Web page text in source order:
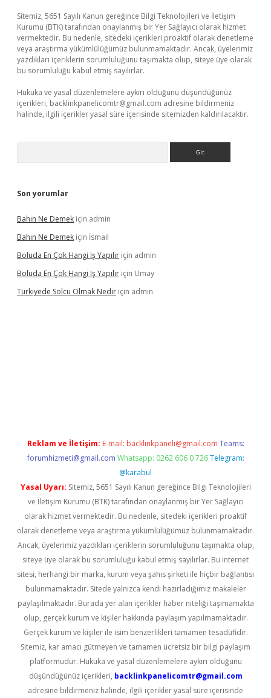
Sitemiz, 5651 Sayılı Kanun gereğince Bilgi Teknolojileri ve İletişim
Kurumu (BTK) tarafından onaylanmış bir Yer Sağlayıcı olarak hizmet
vermektedir. Bu nedenle, sitedeki içerikleri proaktif olarak denetleme
veya araştırma yükümlülüğümüz bulunmamaktadır. Ancak, üyelerimiz
yazdıkları içeriklerin sorumluluğunu taşımakta olup, siteye üye olarak
bu sorumluluğu kabul etmiş sayılırlar.
Hukuka ve yasal düzenlemelere aykırı olduğunu düşündüğünüz
içerikleri, backlinkpanelicomtr@gmail.com adresine bildirmeniz
halinde, ilgili içerikler yasal süre içerisinde sitemizden kaldırılacaktır.
Son yorumlar
Bahın Ne Demek için admin
Bahın Ne Demek için İsmail
Boluda En Çok Hangi Iş Yapılır için admin
Boluda En Çok Hangi Iş Yapılır için Umay
Türkiyede Solcu Olmak Nedir için admin
Reklam ve İletişim: E-mail: backlinkpaneli@gmail.com Teams:
forumhizmeti@gmail.com Whatsapp: 0262 606 0 726 Telegram:
@karabul
Yasal Uyarı: Sitemiz, 5651 Sayılı Kanun gereğince Bilgi Teknolojileri
ve İletişim Kurumu (BTK) tarafından onaylanmış bir Yer Sağlayıcı
olarak hizmet vermektedir. Bu nedenle, sitedeki içerikleri proaktif
olarak denetleme veya araştırma yükümlülüğümüz bulunmamaktadır.
Ancak, üyelerimiz yazdıkları içeriklerin sorumluluğunu taşımakta olup,
siteye üye olarak bu sorumluluğu kabul etmiş sayılırlar. Bu internet
sitesi, herhangi bir marka, kurum veya şahıs şirketi ile hiçbir bağlantısı
bulunmamaktadır. Sitede yalnızca kendi hazırladığımız makaleler
paylaşılmaktadır. Burada yer alan içerikler haber niteliği taşımamakta
olup, gerçek kurum ve kişiler hakkında paylaşım yapılmamaktadır.
Gerçek kurum ve kişiler ile isim benzerlikleri tamamen tesadüfidir.
Sitemiz, kar amacı gütmeyen ve tamamen ücretsiz bir bilgi paylaşım
platformudur. Hukuka ve yasal düzenlemelere aykırı olduğunu
düşündüğünüz içerikleri, backlinkpanelicomtr@gmail.com
adresine bildirmeniz halinde, ilgili içerikler yasal süre içerisinde